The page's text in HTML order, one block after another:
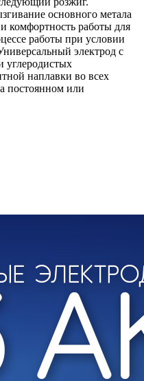
основного метала
комфортность работы для
работы при условии
электрод с
углеродистых
наплавки во всех
постоянном или